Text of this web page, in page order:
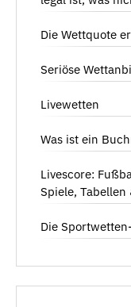
Die Wettquote
Seriöse
Livewetten
Was ist ein
Livescore:
Spiele, Tabellen
Die